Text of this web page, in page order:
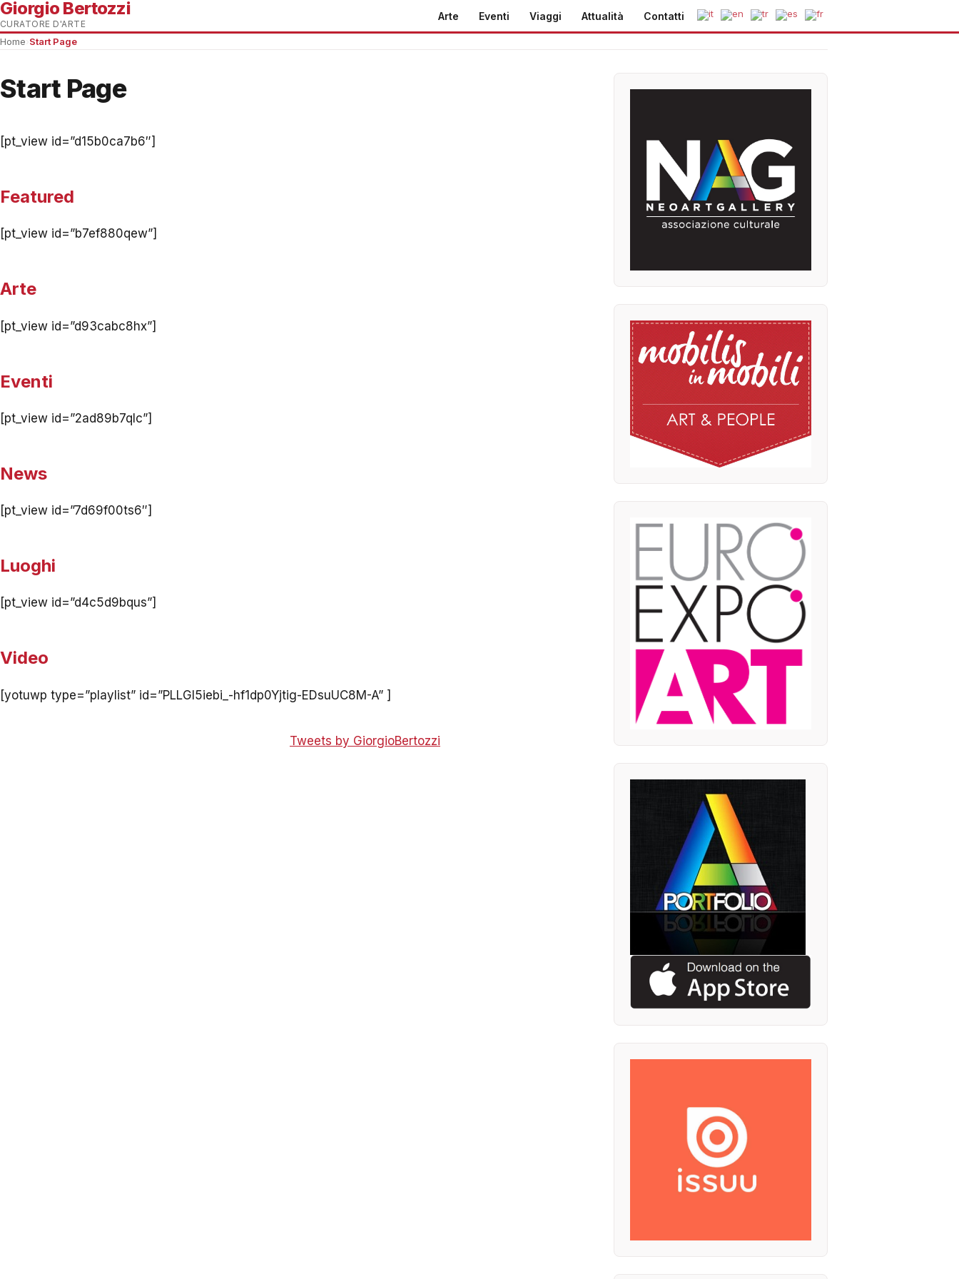
Giorgio Bertozzi
CURATORE D'ARTE
Arte Eventi Viaggi Attualità Contatti
Home Start Page
Start Page
[pt_view id=”d15b0ca7b6″]
Featured
[pt_view id=”b7ef880qew”]
Arte
[pt_view id=”d93cabc8hx”]
Eventi
[pt_view id=”2ad89b7qlc”]
News
[pt_view id=”7d69f00ts6″]
Luoghi
[pt_view id=”d4c5d9bqus”]
Video
[yotuwp type=”playlist” id=”PLLGl5iebi_-hf1dp0Yjtig-EDsuUC8M-A” ]
Tweets by GiorgioBertozzi